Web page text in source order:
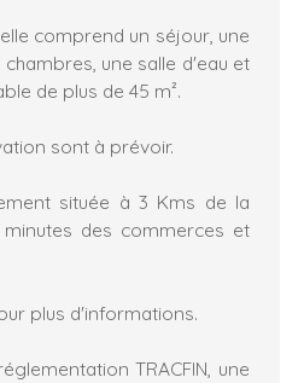
comprend un séjour, une
une salle d'eau et
de plus de 45 m².
sont à prévoir.
située à 3 Kms de la
des commerces et
plus d'informations.
TRACFIN, une